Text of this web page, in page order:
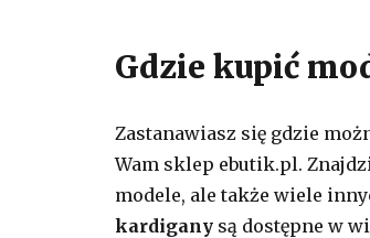
Gdzie kupić
Zastanawiasz się gdzie
Wam sklep ebutik.pl.
modele, ale także wiele
kardiganysą dostępne w